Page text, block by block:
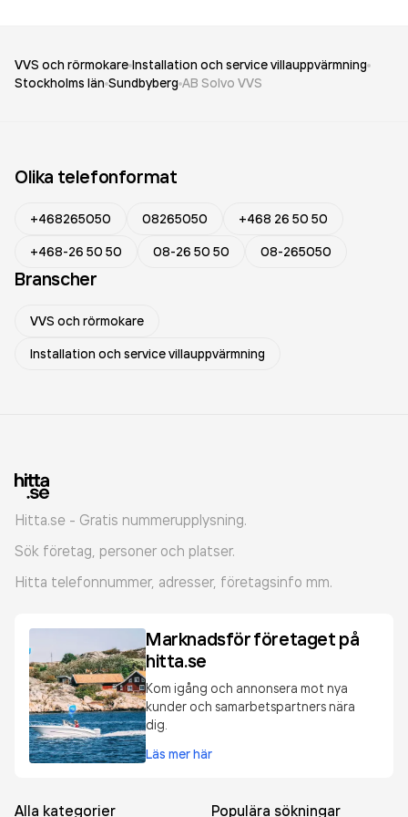
VVS och rörmokare Installation och service villauppvärmning
Stockholms län Sundbyberg AB Solvo VVS
Olika telefonformat
+468265050 08265050
+468 26 50 50
+468-26 50 50
08-26 50 50 08-265050
Branscher
VVS och rörmokare
Installation och service villauppvärmning
Hitta.se - Gratis nummerupplysning.
Sök företag, personer och platser.
Hitta telefonnummer, adresser, företagsinfo mm.
Marknadsför företaget på
hitta.se
Kom igång och annonsera mot nya
kunder och samarbetspartners nära
dig.
Läs mer här
Alla kategorier Populära sökningar